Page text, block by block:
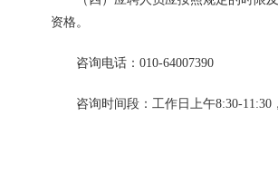
资格。
咨询电话：010-64007390
咨询时间段：工作日上午8:30-11:30